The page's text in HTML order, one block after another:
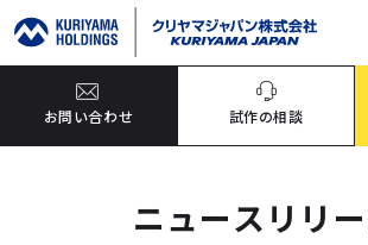
お問い合わせ 試作の相談
ニュースリリ